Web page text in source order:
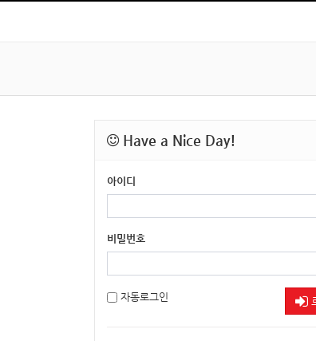
Have a Nice Day!
아이디
비밀번호
자동로그인